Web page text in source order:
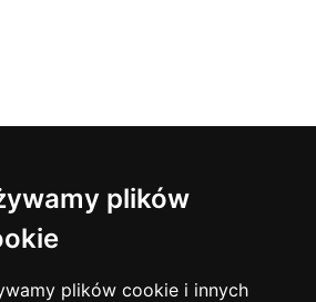
plików
plików cookie i innych